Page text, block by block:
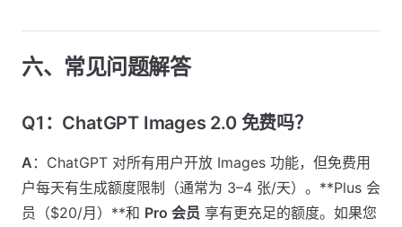
六、常见问题解答
Q1：ChatGPT Images 2.0 免费吗？
A ：ChatGPT 对所有用户开放 Images 功能，但免费用
户每天有生成额度限制（通常为 3–4 张/天）。**Plus 会
员（$20/月）**和 Pro 会员 享有更充足的额度。如果您